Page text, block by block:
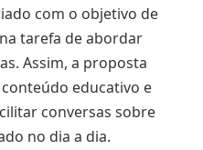
com o objetivo de
tarefa de abordar
Assim, a proposta
educativo e
conversas sobre
no dia a dia.